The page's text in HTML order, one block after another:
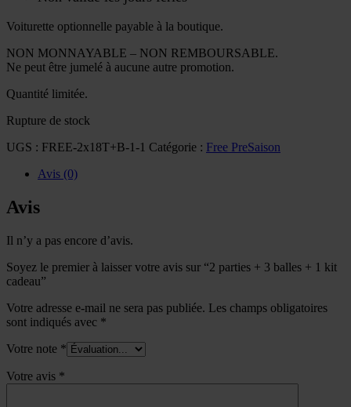
Voiturette optionnelle payable à la boutique.
NON MONNAYABLE – NON REMBOURSABLE.
Ne peut être jumelé à aucune autre promotion.
Quantité limitée.
Rupture de stock
UGS : FREE-2x18T+B-1-1 Catégorie : Free PreSaison
Avis (0)
Avis
Il n’y a pas encore d’avis.
Soyez le premier à laisser votre avis sur “2 parties + 3 balles + 1 kit
cadeau”
Votre adresse e-mail ne sera pas publiée. Les champs obligatoires
sont indiqués avec *
Votre note *
Votre avis *